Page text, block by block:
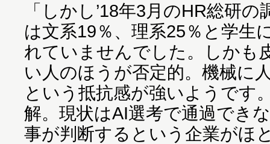
「しかし’18年3月のHR総研
は文系19％、理系25％と学生
れていませんでした。しかも
い人のほうが否定的。機械に
という抵抗感が強いようです
解。現状はAI選考で通過でき
事が判断するという企業がほ